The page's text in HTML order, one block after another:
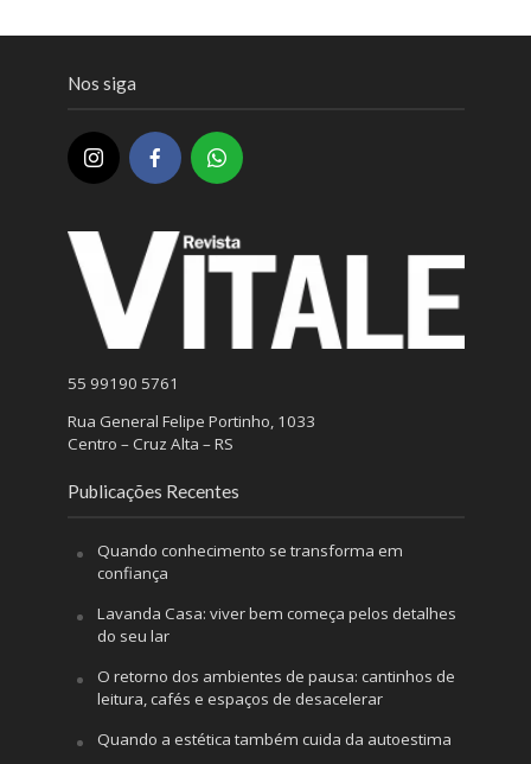
Nos siga
55 99190 5761
Rua General Felipe Portinho, 1033
Centro – Cruz Alta – RS
Publicações Recentes
Quando conhecimento se transforma em
confiança
Lavanda Casa: viver bem começa pelos detalhes
do seu lar
O retorno dos ambientes de pausa: cantinhos de
leitura, cafés e espaços de desacelerar
Quando a estética também cuida da autoestima